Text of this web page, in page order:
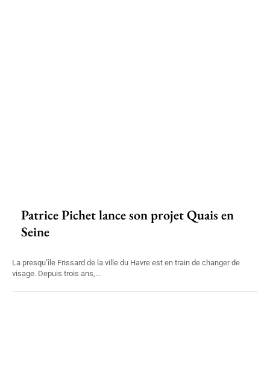
Patrice Pichet lance son projet Quais en
Seine
La presqu’île Frissard de la ville du Havre est en train de changer de
visage. Depuis trois ans,...